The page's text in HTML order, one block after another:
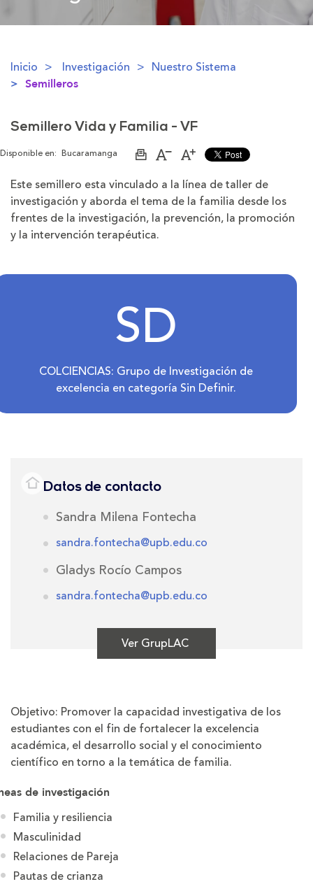
Inicio Investigación Nuestro Sistema
Semilleros
Semillero Vida y Familia - VF
Disponible en: Bucaramanga
ImprimirAumentar
de
la
Disminuir
de
la
Este semillero esta vinculado a la línea de taller de
investigación y aborda el tema de la familia desde los
frentes de la investigación, la prevención, la promoción
y la intervención terapéutica.
SD
COLCIENCIAS: Grupo de Investigación de
excelencia en categoría Sin Definir.
Datos de contacto
Sandra Milena Fontecha
sandra.fontecha@upb.edu.co
Gladys Rocío Campos
sandra.fontecha@upb.edu.co
Ver GrupLAC
Objetivo: Promover la capacidad investigativa de los
estudiantes con el fin de fortalecer la excelencia
académica, el desarrollo social y el conocimiento
científico en torno a la temática de familia.
de investigación
Familia y resiliencia
Masculinidad
Relaciones de Pareja
Pautas de crianza